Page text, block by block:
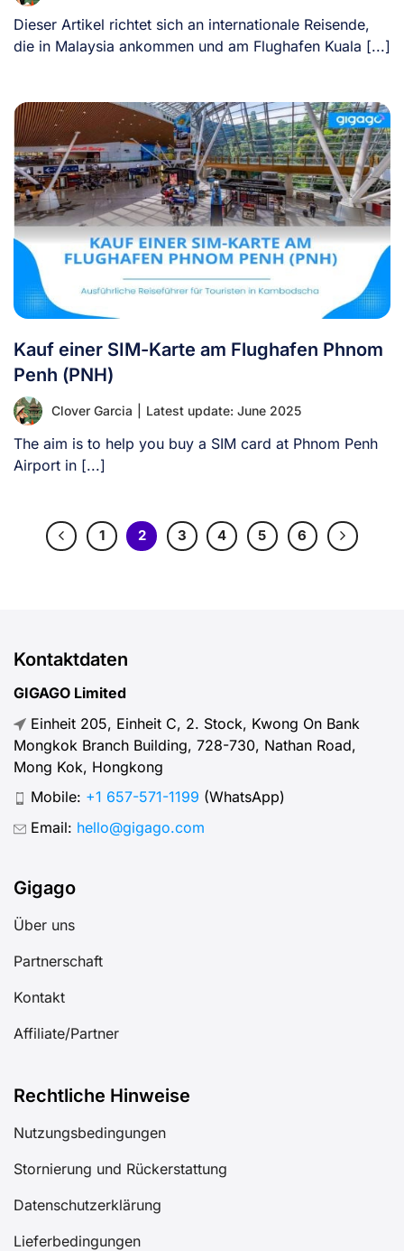
Dieser Artikel richtet sich an internationale Reisende,
die in Malaysia ankommen und am Flughafen Kuala [...]
Kauf einer SIM-Karte am Flughafen Phnom
Penh (PNH)
Clover Garcia Latest update: June 2025
The aim is to help you buy a SIM card at Phnom Penh
Airport in [...]
1 2 3 4 5 6
Kontaktdaten
GIGAGO Limited
Einheit 205, Einheit C, 2. Stock, Kwong On Bank
Mongkok Branch Building, 728-730, Nathan Road,
Mong Kok, Hongkong
Mobile: +1 657-571-1199 (WhatsApp)
Email: hello@gigago.com
Gigago
Über uns
Partnerschaft
Kontakt
Affiliate/Partner
Rechtliche Hinweise
Nutzungsbedingungen
Stornierung und Rückerstattung
Datenschutzerklärung
Lieferbedingungen